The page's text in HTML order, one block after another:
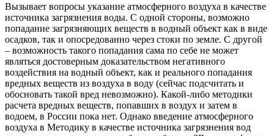
Вызывает вопросы указание атмосферного воздуха в качестве
источника загрязнения воды. С одной стороны, возможно
попадание загрязняющих веществ в водный объект как в виде
осадков, так и опосредованно через стоки по земле. С другой
– возможность такого попадания сама по себе не может
являться достоверным доказательством негативного
воздействия на водный объект, как и реального попадания
вредных веществ из воздуха в воду (сейчас подсчитать и
обосновать такой вред невозможно). Какой-либо методики
расчета вредных веществ, попавших в воздух и затем в
водоем, в России пока нет. Однако введение атмосферного
воздуха в Методику в качестве источника загрязнения вод